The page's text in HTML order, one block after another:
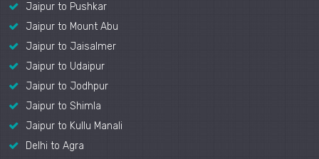
Jaipur to Pushkar
Jaipur to Mount Abu
Jaipur to Jaisalmer
Jaipur to Udaipur
Jaipur to Jodhpur
Jaipur to Shimla
Jaipur to Kullu Manali
Delhi to Agra